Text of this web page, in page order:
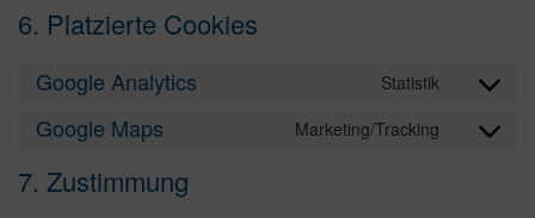
6. Platzierte Cookies
Google Analytics Statistik
Google Maps Marketing/Tracking
7. Zustimmung